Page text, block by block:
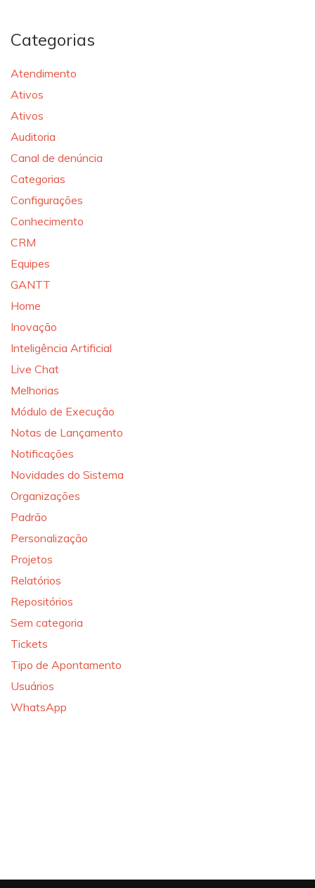
Categorias
Atendimento
Ativos
Ativos
Auditoria
Canal de denúncia
Categorias
Configurações
Conhecimento
CRM
Equipes
GANTT
Home
Inovação
Inteligência Artificial
Live Chat
Melhorias
Módulo de Execução
Notas de Lançamento
Notificações
Novidades do Sistema
Organizações
Padrão
Personalização
Projetos
Relatórios
Repositórios
Sem categoria
Tickets
Tipo de Apontamento
Usuários
WhatsApp